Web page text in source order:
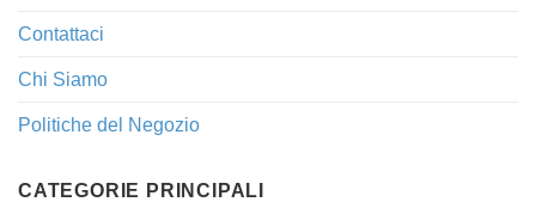
Contattaci
Chi Siamo
Politiche del Negozio
CATEGORIE PRINCIPALI